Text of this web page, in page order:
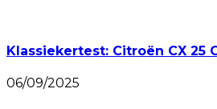
Klassiekertest: Citroën CX 25
06/09/2025